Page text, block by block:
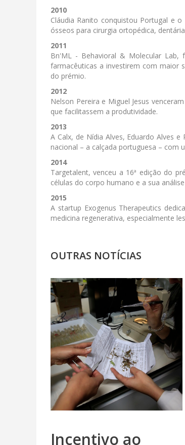
2010
Cláudia Ranito conquistou Portugal e
ósseos para cirurgia ortopédica,
2011
Bn'ML - Behavioral & Molecular Lab,
farmacêuticas a investirem com maior
do prémio.
2012
Nelson Pereira e Miguel Jesus
que facilitassem a produtividade.
2013
A Calx, de Nídia Alves, Eduardo Alves
nacional – a calçada portuguesa – com
2014
Targetalent, venceu a 16ª edição do
células do corpo humano e a sua
2015
A startup Exogenus Therapeutics
medicina regenerativa, especialmente
OUTRAS NOTÍCIAS
Incentivo ao